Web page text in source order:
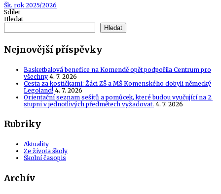
Tags
Šk. rok 2025/2026
Sdílet
Hledat
Hledat
Nejnovější příspěvky
Basketbalová benefice na Komendě opět podpořila Centrum pro
všechny 4. 7. 2026
Cesta za kostičkami: Žáci ZŠ a MŠ Komenského dobyli německý
Legoland! 4. 7. 2026
Orientační seznam sešitů a pomůcek, které budou vyučující na 2.
stupni v jednotlivých předmětech vyžadovat. 4. 7. 2026
Rubriky
Aktuality
Ze života školy
Školní časopis
Archív